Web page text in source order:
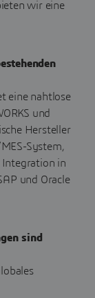
wir eine
eine nahtlose
und
Hersteller
System,
in
und Oracle
sind